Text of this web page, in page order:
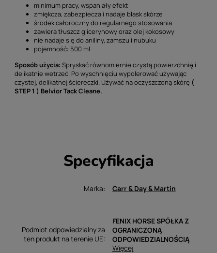
minimum pracy, wspaniały efekt
zmiękcza, zabezpiecza i nadaje blask skórze
środek całoroczny do regularnego stosowania
zawiera tłuszcz glicerynowy oraz olej kokosowy
nie nadaje się do aniliny, zamszu i nubuku
pojemność: 500 ml
Sposób użycia: Spryskać równomiernie czystą powierzchnię i
delikatnie wetrzeć. Po wyschnięciu wypolerować używając
czystej, delikatnej ściereczki. Używać na oczyszczoną skórę (
STEP 1 ) Belvior Tack Cleane.
Specyfikacja
Marka Carr & Day & Martin
Podmiot odpowiedzialny za
ten produkt na terenie UE
FENIX HORSE SPÓŁKA Z
OGRANICZONĄ
ODPOWIEDZIALNOŚCIĄ
Więcej